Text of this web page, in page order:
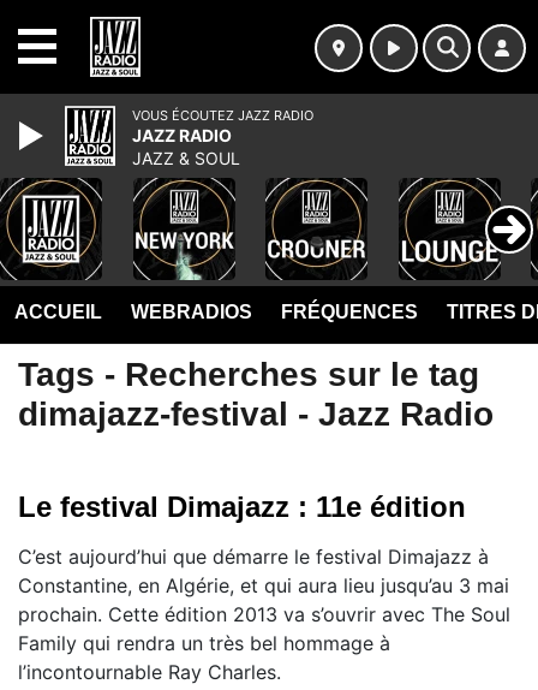
ACCUEIL WEBRADIOS FRÉQUENCES TITRES
Tags - Recherches sur le tag
dimajazz-festival - Jazz Radio
Le festival Dimajazz : 11e édition
C’est aujourd’hui que démarre le festival Dimajazz à
Constantine, en Algérie, et qui aura lieu jusqu’au 3 mai
prochain. Cette édition 2013 va s’ouvrir avec The Soul
Family qui rendra un très bel hommage à
l’incontournable Ray Charles.
VOUS ÉCOUTEZ JAZZ RADIO
JAZZ RADIO
JAZZ & SOUL